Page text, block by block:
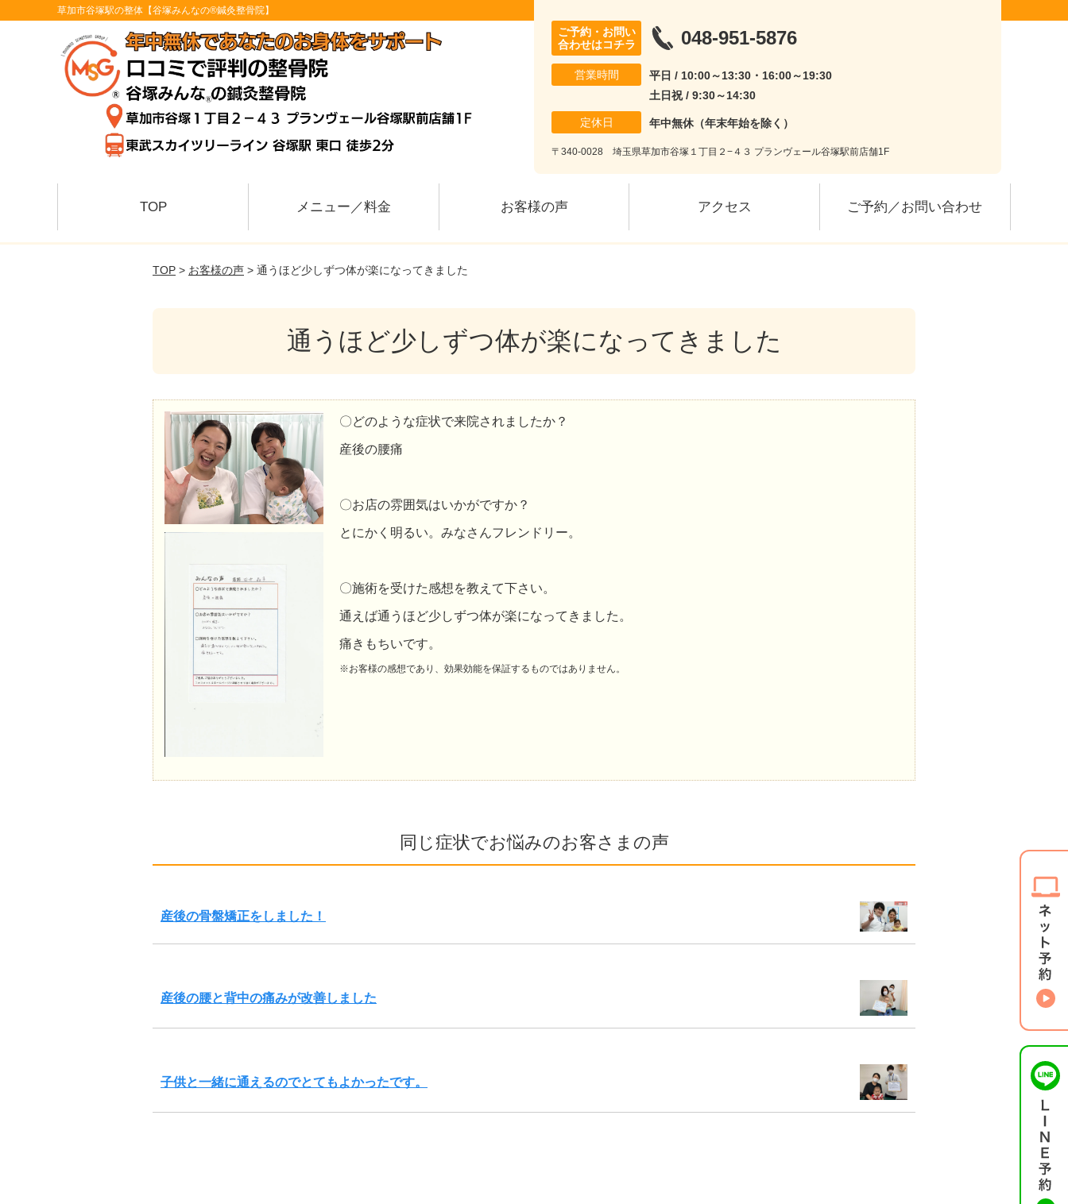
草加市谷塚駅の整体【谷塚みんなの®鍼灸整骨院】
ご予約・お問い
合わせはコチラ
048-951-5876
営業時間
平日 / 10:00～13:30・16:00～19:30
土日祝 / 9:30～14:30
定休日 年中無休（年末年始を除く）
〒340-0028 埼玉県草加市谷塚１丁目２−４３ プランヴェール谷塚駅前店舗1F
TOP メニュー／料金 お客様の声 アクセス ご予約／お問い合わせ
TOP > お客様の声 > 通うほど少しずつ体が楽になってきました
通うほど少しずつ体が楽になってきました
〇どのような症状で来院されましたか？
産後の腰痛
〇お店の雰囲気はいかがですか？
とにかく明るい。みなさんフレンドリー。
〇施術を受けた感想を教えて下さい。
通えば通うほど少しずつ体が楽になってきました。
痛きもちいです。
※お客様の感想であり、効果効能を保証するものではありません。
同じ症状でお悩みのお客さまの声
産後の骨盤矯正をしました！
産後の腰と背中の痛みが改善しました
子供と一緒に通えるのでとてもよかったです。